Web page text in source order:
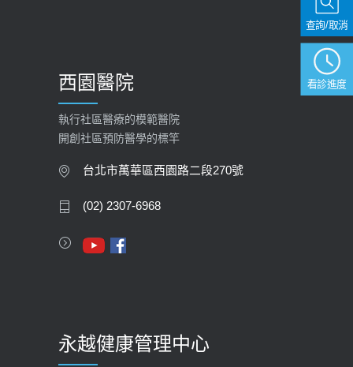
西園醫院
執行社區醫療的模範醫院
開創社區預防醫學的標竿
台北市萬華區西園路二段270號
(02) 2307-6968
永越健康管理中心
看診進度
查詢/取消